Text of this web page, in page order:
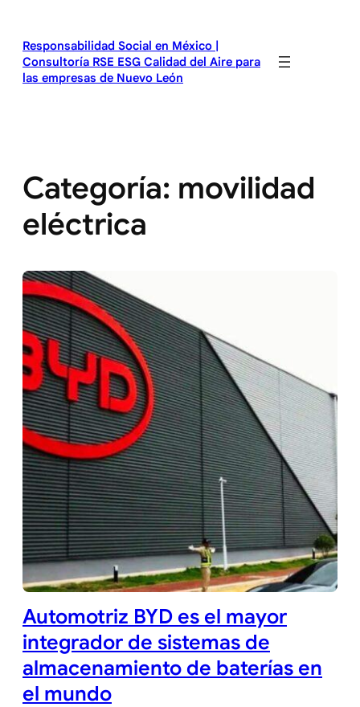
contenido
Responsabilidad Social en México |
Consultoría RSE ESG Calidad del Aire para
las empresas de Nuevo León
Categoría: movilidad
eléctrica
Automotriz BYD es el mayor
integrador de sistemas de
almacenamiento de baterías en
el mundo